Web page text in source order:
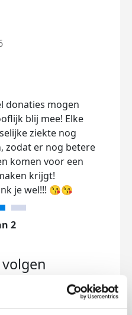
donaties mogen
blij mee! Elke
ziekte nog
zodat er nog betere
komen voor een
krijgt!
je wel!!! 😘😘
2